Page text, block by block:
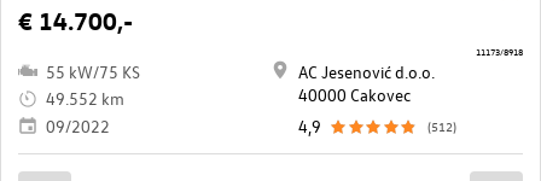
€ 14.700,-
55 kW/75 KS
49.552 km
09/2022
AC Jesenović d.o.o.
40000 Cakovec
4,9
(512)
11173/8918